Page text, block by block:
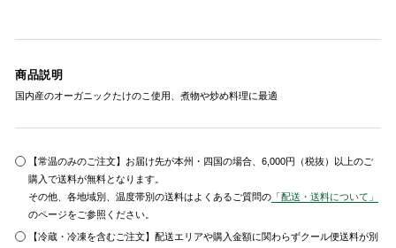
商品説明
国内産のオーガニックたけのこ使用、煮物や炒め料理に最適
【常温のみのご注文】お届け先が本州・四国の場合、6,000円（税抜）以上のご
購入で送料が無料となります。
その他、各地域別、温度帯別の送料はよくあるご質問の 「配送・送料について」
のページをご参照ください。
【冷蔵・冷凍を含むご注文】配送エリアや購入金額に関わらずクール便送料が別